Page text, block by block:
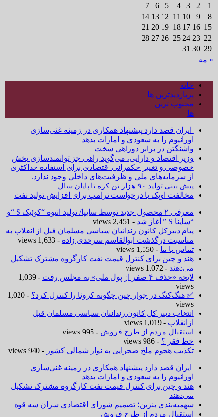
1
2
3
4
5
6
7
8
9
10
11
12
13
14
15
16
17
18
19
20
21
22
23
24
25
26
27
28
29
30
31
« مه
خانه
پربازدیدترین ها
محبوب ترین
ها
ایران قصد دارد پیشنهاد همکاری در زمینه غنی‌سازی
اورانیوم را به سعودی و امارات بدهد
واشنگتن در برابر دوراهی سخت
وزیر اقتصاد و دارایی، می‌گوید راهی جز توانمندسازی بخش
خصوصی و تغییر حکمرانی اقتصادی برای استفاده حداکثری
از سرمایه‌های ملی و ظرفیت‌های داخلی وجود ندارد.
پیش بینی تولید ۹۰ هزار تن کره تا پایان سال
مخالفت اوپک با درخواست ترامپ برای افزایش تولید نفت
معرفی ۲ محصول جدید توسط سایپا/ تولید انبوه “کوئیک S “و
“ساینا S ” آغاز شد
- 2,451 views
پیام دبیرکل کانون زندانیان سیاسی مسلمان قبل از انقلاب به
مناسبت درگذشت ابوالقاسم سرحدی زاده - 1,633 views
تماس با ما - 1,550 views
هند و چین برای کنترل قیمت نفت کارگروه مشترک تشکیل
می‌دهند - 1,072 views
لایحه «حذف ۴ صفر از پول ملی» به مجلس رفت
- 1,039
views
✅ هنگ‌کنگ در جوار چین چگونه کرونا را کنترل کرد؟
- 1,020
views
انتخاب دبیر کل کانون زندانیان سیاسی مسلمان قبل
ازانقلاب - 1,019 views
استقبال مردم از طرح فروش - 995 views
خط فقر ؟ - 986 views
تکذیب هجوم ملخ صحرایی به نوار شمالی کشور - 940 views
ایران قصد دارد پیشنهاد همکاری در زمینه غنی‌سازی
اورانیوم را به سعودی و امارات بدهد
هند و چین برای کنترل قیمت نفت کارگروه مشترک تشکیل
می‌دهند
سهمیه‌بندی بنزین؛ تصمیم شورای اقتصادی سران سه قوه
استقبال مردم از طرح فروش